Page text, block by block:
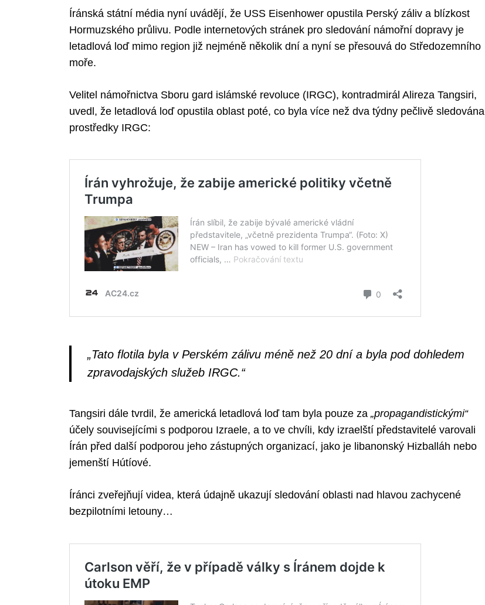
Íránská státní média nyní uvádějí, že USS Eisenhower opustila Perský záliv a blízkost
Hormuzského průlivu. Podle internetových stránek pro sledování námořní dopravy je
letadlová loď mimo region již nejméně několik dní a nyní se přesouvá do Středozemního
moře.
Velitel námořnictva Sboru gard islámské revoluce (IRGC), kontradmirál Alireza Tangsiri,
uvedl, že letadlová loď opustila oblast poté, co byla více než dva týdny pečlivě sledována
prostředky IRGC:
„Tato flotila byla v Perském zálivu méně než 20 dní a byla pod dohledem
zpravodajských služeb IRGC.“
Tangsiri dále tvrdil, že americká letadlová loď tam byla pouze za „propagandistickými“
účely souvisejícími s podporou Izraele, a to ve chvíli, kdy izraelští představitelé varovali
Írán před další podporou jeho zástupných organizací, jako je libanonský Hizballáh nebo
jemenští Hútíové.
Íránci zveřejňují videa, která údajně ukazují sledování oblasti nad hlavou zachycené
bezpilotními letouny…
Search
for: